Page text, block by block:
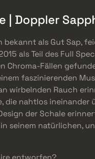
Doppler
als Gut Sap,
als Teil des Full
Chroma-Fällen
faszinierenden
wirbelnden Rauch
die nahtlos ineinander
der Schale
seinem natürlichen,